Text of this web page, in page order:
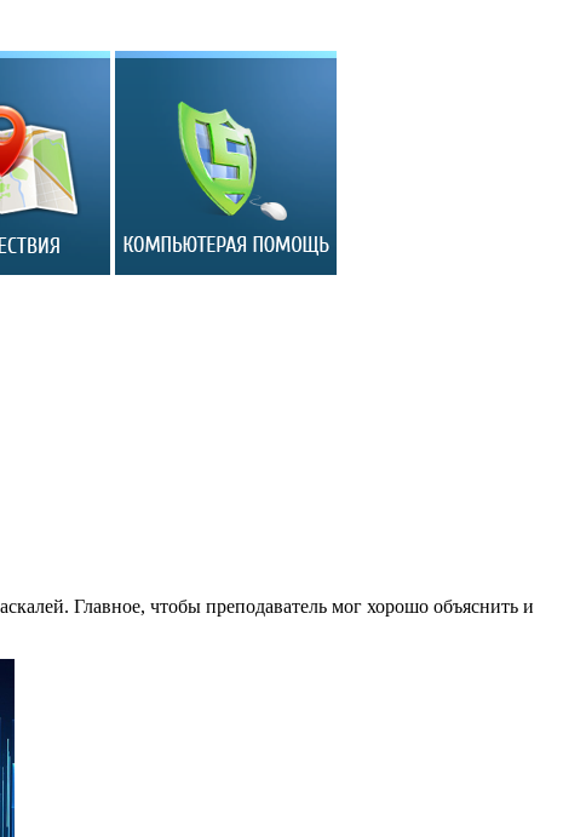
Главное, чтобы преподаватель мог хорошо объяснить и